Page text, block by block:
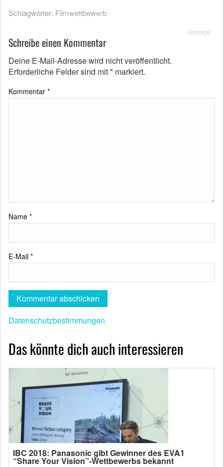
Schlagwörter: Filmwettbewerb
Anzeige
Schreibe einen Kommentar
Deine E-Mail-Adresse wird nicht veröffentlicht.
Erforderliche Felder sind mit* markiert.
Kommentar *
Name *
E-Mail *
Datenschutzbestimmungen
Das könnte dich auch interessieren
IBC 2018: Panasonic gibt Gewinner des EVA1
“Share Your Vision”-Wettbewerbs bekannt